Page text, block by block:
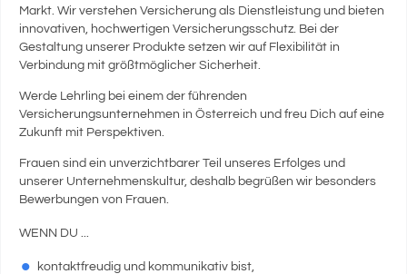
Markt. Wir verstehen Versicherung als Dienstleistung und bieten
innovativen, hochwertigen Versicherungsschutz. Bei der
Gestaltung unserer Produkte setzen wir auf Flexibilität in
Verbindung mit größtmöglicher Sicherheit.
Werde Lehrling bei einem der führenden
Versicherungsunternehmen in Österreich und freu Dich auf eine
Zukunft mit Perspektiven.
Frauen sind ein unverzichtbarer Teil unseres Erfolges und
unserer Unternehmenskultur, deshalb begrüßen wir besonders
Bewerbungen von Frauen.
WENN DU ...
kontaktfreudig und kommunikativ bist,